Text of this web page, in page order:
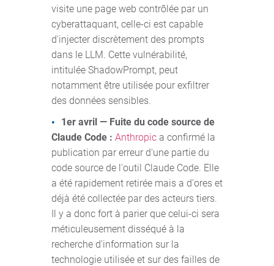
visite une page web contrôlée par un
cyberattaquant, celle-ci est capable
d'injecter discrètement des prompts
dans le LLM. Cette vulnérabilité,
intitulée ShadowPrompt, peut
notamment être utilisée pour exfiltrer
des données sensibles.
1er avril — Fuite du code source de
Claude Code : Anthropic a confirmé la
publication par erreur d'une partie du
code source de l'outil Claude Code. Elle
a été rapidement retirée mais a d'ores et
déjà été collectée par des acteurs tiers.
Il y a donc fort à parier que celui-ci sera
méticuleusement disséqué à la
recherche d'information sur la
technologie utilisée et sur des failles de